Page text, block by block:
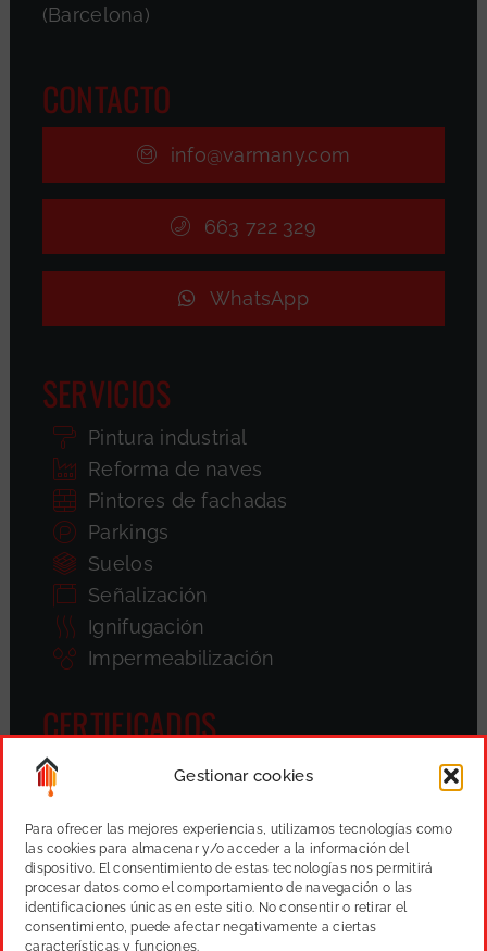
Gestionar cookies
Para ofrecer las mejores experiencias, utilizamos tecnologías como
las cookies para almacenar y/o acceder a la información del
dispositivo. El consentimiento de estas tecnologías nos permitirá
procesar datos como el comportamiento de navegación o las
identificaciones únicas en este sitio. No consentir o retirar el
consentimiento, puede afectar negativamente a ciertas
características y funciones.
(Barcelona)
CONTACTO
info@varmany.com
663 722 329
WhatsApp
SERVICIOS
Pintura industrial
Reforma de naves
Pintores de fachadas
Parkings
Suelos
Señalización
Ignifugación
Impermeabilización
CERTIFICADOS